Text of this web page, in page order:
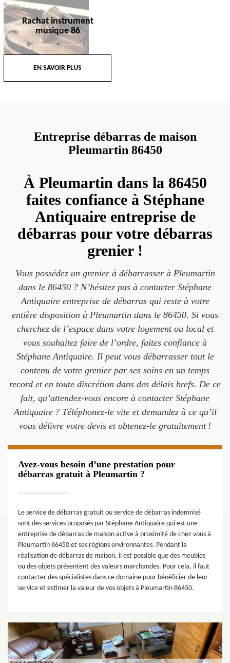
Rachat instrument
musique 86
EN SAVOIR PLUS
Entreprise débarras de maison
Pleumartin 86450
À Pleumartin dans la 86450
faites confiance à Stéphane
Antiquaire entreprise de
débarras pour votre débarras
grenier !
Vous possédez un grenier à débarrasser à Pleumartin
dans le 86450 ? N’hésitez pas à contacter Stéphane
Antiquaire entreprise de débarras qui reste à votre
entière disposition à Pleumartin dans le 86450. Si vous
cherchez de l’espace dans votre logement ou local et
vous souhaitez faire de l’ordre, faites confiance à
Stéphane Antiquaire. Il peut vous débarrasser tout le
contenu de votre grenier par ses soins en un temps
record et en toute discrétion dans des délais brefs. De ce
fait, qu’attendez-vous encore à contacter Stéphane
Antiquaire ? Téléphonez-le vite et demandez à ce qu’il
vous délivre votre devis et obtenez-le gratuitement !
Avez-vous besoin d’une prestation pour
débarras gratuit à Pleumartin ?
Le service de débarras gratuit ou service de débarras indemnisé
sont des services proposés par Stéphane Antiquaire qui est une
entreprise de débarras de maison active à proximité de chez vous à
Pleumartin 86450 et ses régions environnantes. Pendant la
réalisation de débarras de maison, il est possible que des meubles
ou des objets présentent des valeurs marchandes. Pour cela, il faut
contacter des spécialistes dans ce domaine pour bénéficier de leur
service et estimer la valeur de vos objets à Pleumartin 86450.